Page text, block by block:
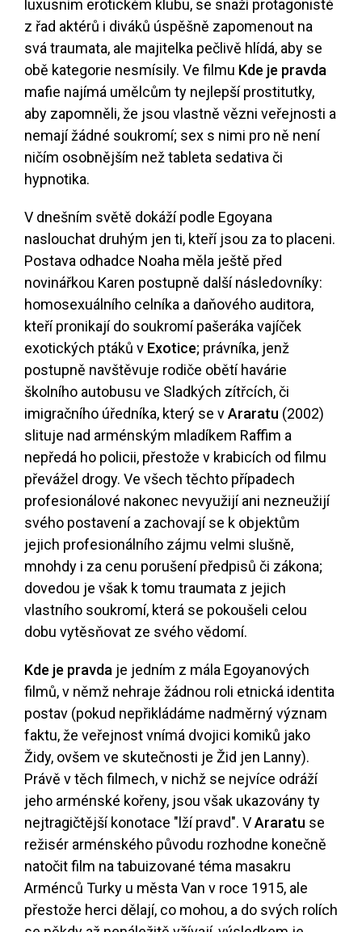
luxusním erotickém klubu, se snaží protagonisté
z řad aktérů i diváků úspěšně zapomenout na
svá traumata, ale majitelka pečlivě hlídá, aby se
obě kategorie nesmísily. Ve filmu Kde je pravda
mafie najímá umělcům ty nejlepší prostitutky,
aby zapomněli, že jsou vlastně vězni veřejnosti a
nemají žádné soukromí; sex s nimi pro ně není
ničím osobnějším než tableta sedativa či
hypnotika.
V dnešním světě dokáží podle Egoyana
naslouchat druhým jen ti, kteří jsou za to placeni.
Postava odhadce Noaha měla ještě před
novinářkou Karen postupně další následovníky:
homosexuálního celníka a daňového auditora,
kteří pronikají do soukromí pašeráka vajíček
exotických ptáků v Exotice; právníka, jenž
postupně navštěvuje rodiče obětí havárie
školního autobusu ve Sladkých zítřcích, či
imigračního úředníka, který se vAraratu (2002)
slituje nad arménským mladíkem Raffim a
nepředá ho policii, přestože v krabicích od filmu
převážel drogy. Ve všech těchto případech
profesionálové nakonec nevyužijí ani nezneužijí
svého postavení a zachovají se k objektům
jejich profesionálního zájmu velmi slušně,
mnohdy i za cenu porušení předpisů či zákona;
dovedou je však k tomu traumata z jejich
vlastního soukromí, která se pokoušeli celou
dobu vytěsňovat ze svého vědomí.
Kde je pravda je jedním z mála Egoyanových
filmů, v němž nehraje žádnou roli etnická identita
postav (pokud nepřikládáme nadměrný význam
faktu, že veřejnost vnímá dvojici komiků jako
Židy, ovšem ve skutečnosti je Žid jen Lanny).
Právě v těch filmech, v nichž se nejvíce odráží
jeho arménské kořeny, jsou však ukazovány ty
nejtragičtější konotace "lží pravd". VAraratu se
režisér arménského původu rozhodne konečně
natočit film na tabuizované téma masakru
Arménců Turky u města Van v roce 1915, ale
přestože herci dělají, co mohou, a do svých rolích